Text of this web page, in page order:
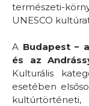
természeti-
UNESCO
A Budapest −
és az
Kulturális
esetében
kultúrtörténeti,